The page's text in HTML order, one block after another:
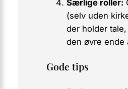
Særlige roller:
(selv uden
der holder
den øvre ende
Gode tips